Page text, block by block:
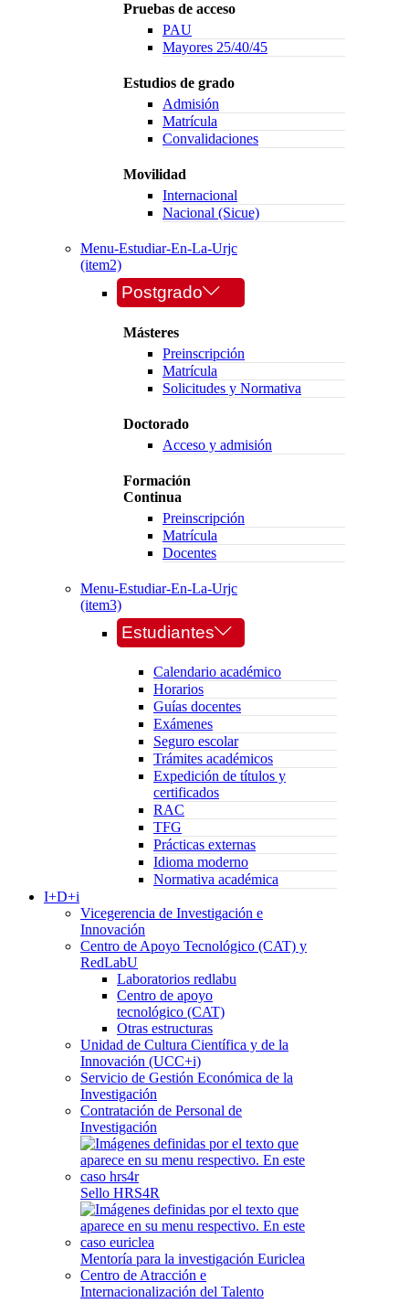
Pruebas de acceso
PAU
Mayores 25/40/45
Estudios de grado
Admisión
Matrícula
Convalidaciones
Movilidad
Internacional
Nacional (Sicue)
Menu-Estudiar-En-La-Urjc
(item2)
Postgrado
Másteres
Preinscripción
Matrícula
Solicitudes y Normativa
Doctorado
Acceso y admisión
Formación
Continua
Preinscripción
Matrícula
Docentes
Menu-Estudiar-En-La-Urjc
(item3)
Estudiantes
Calendario académico
Horarios
Guías docentes
Exámenes
Seguro escolar
Trámites académicos
Expedición de títulos y
certificados
RAC
TFG
Prácticas externas
Idioma moderno
Normativa académica
I+D+i
Vicegerencia de Investigación e
Innovación
Centro de Apoyo Tecnológico (CAT) y
RedLabU
Laboratorios redlabu
Centro de apoyo
tecnológico (CAT)
Otras estructuras
Unidad de Cultura Científica y de la
Innovación (UCC+i)
Servicio de Gestión Económica de la
Investigación
Contratación de Personal de
Investigación
Sello HRS4R
Mentoría para la investigación Euriclea
Centro de Atracción e
Internacionalización del Talento